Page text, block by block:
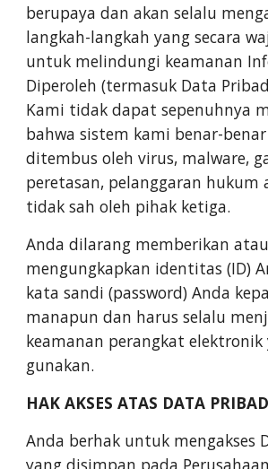
berupaya dan akan selalu
langkah-langkah yang secara
untuk melindungi keamanan
Diperoleh (termasuk Data
Kami tidak dapat sepenuhnya
bahwa sistem kami benar-
ditembus oleh virus, malware,
peretasan, pelanggaran hukum
tidak sah oleh pihak ketiga.
Anda dilarang memberikan atau
mengungkapkan identitas (ID)
kata sandi (password) Anda
manapun dan harus selalu
keamanan perangkat elektronik
gunakan.
HAK AKSES ATAS DATA
Anda berhak untuk mengakses
yang disimpan pada